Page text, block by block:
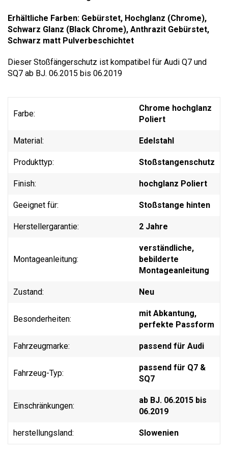
Erhältliche Farben: Gebürstet, Hochglanz (Chrome),
Schwarz Glanz (Black Chrome), Anthrazit Gebürstet,
Schwarz matt Pulverbeschichtet
Dieser Stoßfängerschutz ist kompatibel für Audi Q7 und
SQ7 ab BJ. 06.2015 bis 06.2019
Farbe:
Chrome hochglanz
Poliert
Material: Edelstahl
Produkttyp: Stoßstangenschutz
Finish: hochglanz Poliert
Geeignet für: Stoßstange hinten
Herstellergarantie: 2 Jahre
Montageanleitung:
verständliche,
bebilderte
Montageanleitung
Zustand: Neu
Besonderheiten:
mit Abkantung,
perfekte Passform
Fahrzeugmarke: passend für Audi
Fahrzeug-Typ:
passend für Q7 &
SQ7
Einschränkungen:
ab BJ. 06.2015 bis
06.2019
herstellungsland: Slowenien